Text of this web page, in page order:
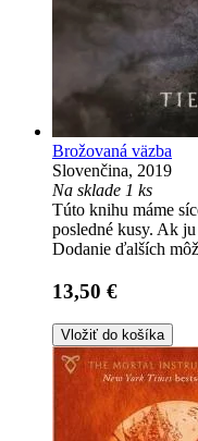
Brožovaná väzba
Slovenčina, 2019
Na sklade 1 ks
Túto knihu máme
posledné kusy. Ak
Dodanie ďalších
13,50 €
Vložiť do košíka